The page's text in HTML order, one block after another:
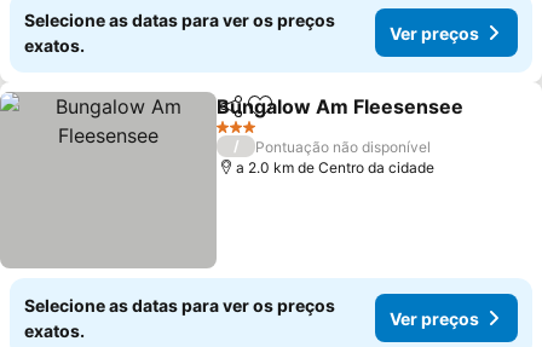
Selecione as datas para ver os preços
exatos.
Ver preços
PartilharAdicionar aos favoritos
Bungalow Am Fleesensee
3 Estrelas
/
Pontuação não disponível
a 2.0 km de Centro da cidade
Selecione as datas para ver os preços
exatos.
Ver preços